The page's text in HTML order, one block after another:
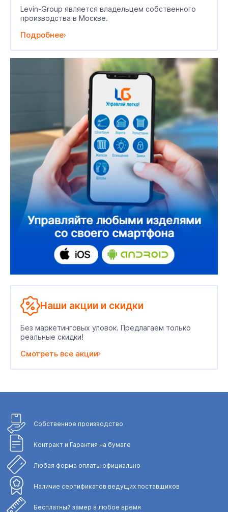
Levin-Group является владельцем собственного
производства в Москве.
Подробнее
Наши акции и скидки
Без маркетинговых уловок. Предлагаем только
реальные скидки!
Смотреть все акции
Собственное производство
Контракт и Гарантия на бумаге
Любая форма оплаты официально
Наличие сертификатов ведущих поставщиков
Бесплатный замер в любое время